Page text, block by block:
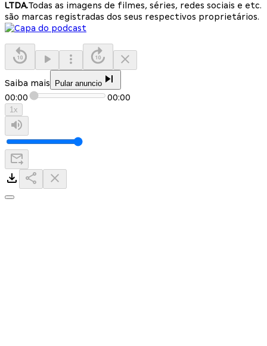
LTDA.Todas as imagens de filmes, séries, redes sociais e etc.
são marcas registradas dos seus respectivos proprietários.
Saiba mais Pular anuncio
00:00 00:00
1x